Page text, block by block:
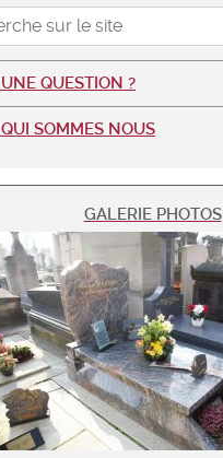
UNE QUESTION ?
QUI SOMMES NOUS
GALERIE PHOTOS